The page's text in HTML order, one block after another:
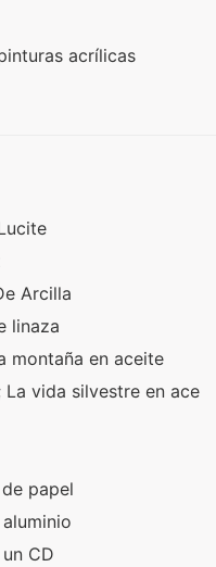
acrílicas
Arcilla
linaza
montaña en aceite
vida silvestre en ace
papel
CD